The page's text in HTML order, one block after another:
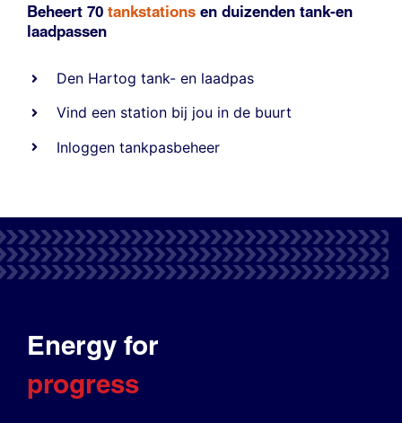
Beheert 70 tankstations en duizenden tank-en
laadpassen
Den Hartog tank- en laadpas
Vind een station bij jou in de buurt
Inloggen tankpasbeheer
Energy for
progress